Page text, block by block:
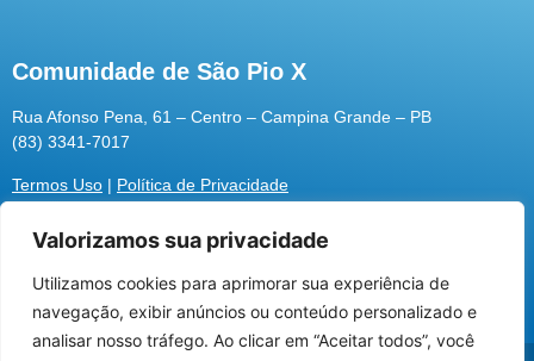
Utilizamos cookies para oferecer melhor
experiência, melhorar o desempenho, analisar
como você interage em nosso site e
Valorizamos sua privacidade
Utilizamos cookies para aprimorar sua experiência de
navegação, exibir anúncios ou conteúdo personalizado e
analisar nosso tráfego. Ao clicar em “Aceitar todos”, você
Comunidade de São Pio X
Rua Afonso Pena, 61 – Centro – Campina Grande – PB
(83) 3341-7017
Termos Uso | Política de Privacidade